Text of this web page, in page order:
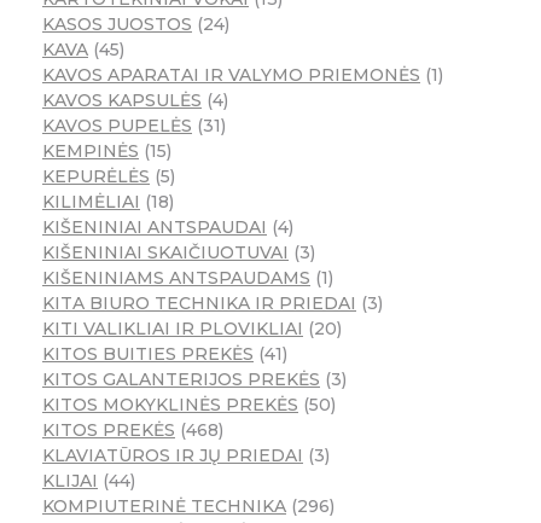
KASOS JUOSTOS
24
KAVA 45
KAVOS APARATAI IR VALYMO PRIEMONĖS 1
KAVOS KAPSULĖS 4
KAVOS PUPELĖS 31
KEMPINĖS 15
KEPURĖLĖS 5
KILIMĖLIAI
18
KIŠENINIAI ANTSPAUDAI
4
KIŠENINIAI SKAIČIUOTUVAI
3
KIŠENINIAMS ANTSPAUDAMS 1
KITA BIURO TECHNIKA IR PRIEDAI
3
KITI VALIKLIAI IR PLOVIKLIAI
20
KITOS BUITIES PREKĖS 41
KITOS GALANTERIJOS PREKĖS 3
KITOS MOKYKLINĖS PREKĖS 50
KITOS PREKĖS 468
KLAVIATŪROS IR JŲ PRIEDAI
3
KLIJAI
44
KOMPIUTERINĖ TECHNIKA 296